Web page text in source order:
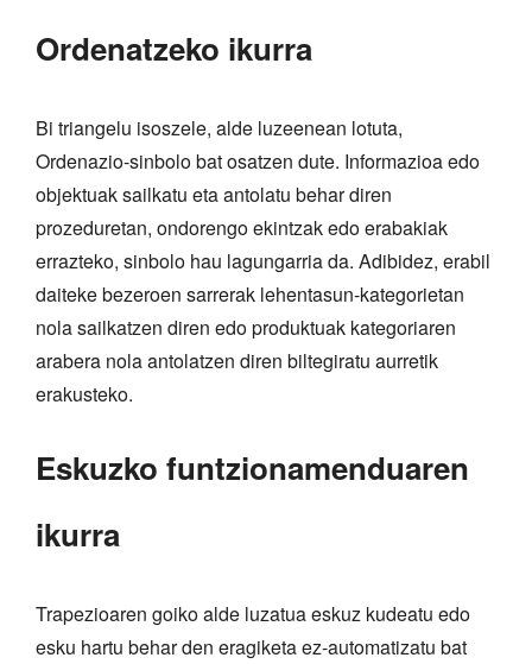
Ordenatzeko ikurra
Bi triangelu isoszele, alde luzeenean lotuta,
Ordenazio-sinbolo bat osatzen dute. Informazioa edo
objektuak sailkatu eta antolatu behar diren
prozeduretan, ondorengo ekintzak edo erabakiak
errazteko, sinbolo hau lagungarria da. Adibidez, erabil
daiteke bezeroen sarrerak lehentasun-kategorietan
nola sailkatzen diren edo produktuak kategoriaren
arabera nola antolatzen diren biltegiratu aurretik
erakusteko.
Eskuzko funtzionamenduaren
ikurra
Trapezioaren goiko alde luzatua eskuz kudeatu edo
esku hartu behar den eragiketa ez-automatizatu bat